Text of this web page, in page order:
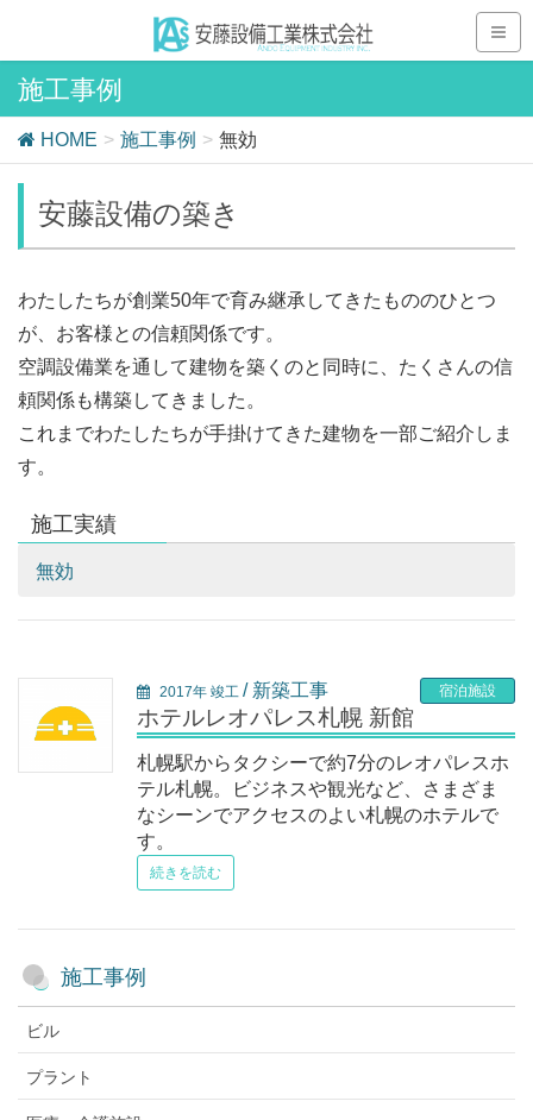
施工事例
HOME 施工事例 無効
安藤設備の築き
わたしたちが創業50年で育み継承してきたもののひとつ
が、お客様との信頼関係です。
空調設備業を通して建物を築くのと同時に、たくさんの信
頼関係も構築してきました。
これまでわたしたちが手掛けてきた建物を一部ご紹介しま
す。
施工実績
無効
2017年 竣工 / 新築工事 宿泊施設
ホテルレオパレス札幌 新館
札幌駅からタクシーで約7分のレオパレスホ
テル札幌。ビジネスや観光など、さまざま
なシーンでアクセスのよい札幌のホテルで
す。
続きを読む
施工事例
ビル
プラント